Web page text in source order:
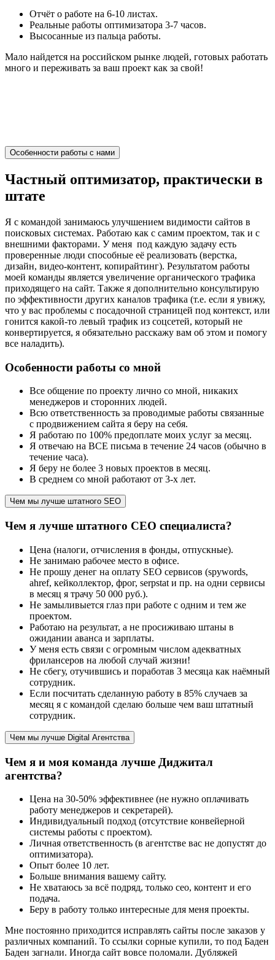
Отчёт о работе на 6-10 листах.
Реальные работы оптимизатора 3-7 часов.
Высосанные из пальца работы.
Мало найдется на российском рынке людей, готовых работать
много и переживать за ваш проект как за свой!
Особенности работы с нами
Частный оптимизатор, практически в
штате
Я с командой занимаюсь улучшением видимости сайтов в
поисковых системах. Работаю как с самим проектом, так и с
внешними факторами. У меня под каждую задачу есть
проверенные люди способные её реализовать (верстка,
дизайн, видео-контент, копирайтинг). Результатом работы
моей команды является увеличение органического трафика
приходящего на сайт. Также я дополнительно консультирую
по эффективности других каналов трафика (т.е. если я увижу,
что у вас проблемы с посадочной страницей под контекст, или
гонится какой-то левый трафик из соцсетей, который не
конвертируется, я обязательно расскажу вам об этом и помогу
все наладить).
Особенности работы со мной
Все общение по проекту лично со мной, никаких
менеджеров и сторонних людей.
Всю ответственность за проводимые работы связанные
с продвижением сайта я беру на себя.
Я работаю по 100% предоплате моих услуг за месяц.
Я отвечаю на ВСЕ письма в течение 24 часов (обычно в
течение часа).
Я беру не более 3 новых проектов в месяц.
В среднем со мной работают от 3-х лет.
Чем мы лучше штатного SEO
Чем я лучше штатного СЕО специалиста?
Цена (налоги, отчисления в фонды, отпускные).
Не занимаю рабочее место в офисе.
Не прошу денег на оплату SEO сервисов (spywords,
ahref, кейколлектор, фрог, serpstat и пр. на одни сервисы
в месяц я трачу 50 000 руб.).
Не замыливыется глаз при работе с одним и тем же
проектом.
Работаю на результат, а не просиживаю штаны в
ожидании аванса и зарплаты.
У меня есть связи с огромным числом адекватных
фрилансеров на любой случай жизни!
Не сбегу, отучившись и поработав 3 месяца как наёмный
сотрудник.
Если посчитать сделанную работу в 85% случаев за
месяц я с командой сделаю больше чем ваш штатный
сотрудник.
Чем мы лучше Digital Агентства
Чем я и моя команда лучше Диджитал
агентства?
Цена на 30-50% эффективнее (не нужно оплачивать
работу менеджеров и секретарей).
Индивидуальный подход (отсутствие конвейерной
системы работы с проектом).
Личная ответственность (в агентстве вас не допустят до
оптимизатора).
Опыт более 10 лет.
Больше внимания вашему сайту.
Не хватаюсь за всё подряд, только сео, контент и его
подача.
Беру в работу только интересные для меня проекты.
Мне постоянно приходится исправлять сайты после заказов у
различных компаний. То ссылки сорные купили, то под Баден
Баден загнали. Иногда сайт вовсе поломали. Дубляжей